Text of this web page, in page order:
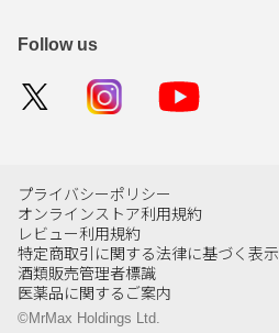
Follow us
プライバシーポリシー
オンラインストア利用規約
レビュー利用規約
特定商取引に関する法律に基づく表示
酒類販売管理者標識
医薬品に関するご案内
©MrMax Holdings Ltd.